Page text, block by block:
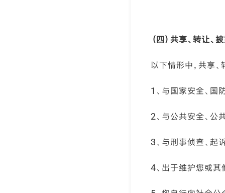
（四）共享、转让
以下情形中，共享
1、与国家安全、国
2、与公共安全、公
3、与刑事侦查、起
4、出于维护您或其